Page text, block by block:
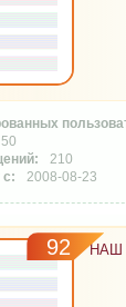
50
210
2008-08-23
92 НАШ